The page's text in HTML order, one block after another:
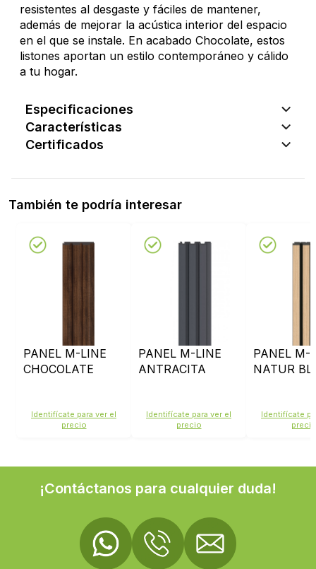
resistentes al desgaste y fáciles de mantener,
además de mejorar la acústica interior del espacio
en el que se instale. En acabado Chocolate, estos
listones aportan un estilo contemporáneo y cálido
a tu hogar.
Especificaciones
Características
Certificados
También te podría interesar
PANEL M-LINE
CHOCOLATE
Identifícate para ver el
precio
PANEL M-LINE
ANTRACITA
Identifícate para ver el
precio
PANEL M-
NATUR
Identifícate
precio
¡Contáctanos para cualquier duda!